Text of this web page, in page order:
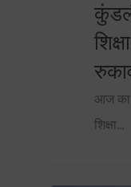
आज का
शिक्षा…